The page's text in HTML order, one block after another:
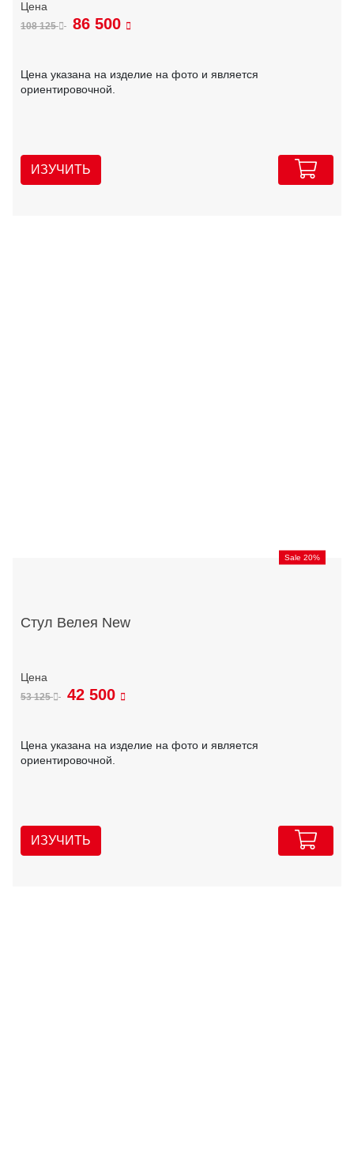
108 125 86 500
Цена указана на изделие на фото и является
ориентировочной.
ИЗУЧИТЬ
Sale 20%
Стул Велея New
53 125 42 500
Цена указана на изделие на фото и является
ориентировочной.
ИЗУЧИТЬ